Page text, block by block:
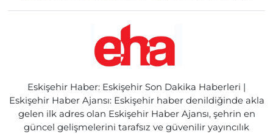
Eskişehir Haber: Eskişehir Son Dakika Haberleri |
Eskişehir Haber Ajansı: Eskişehir haber denildiğinde akla
gelen ilk adres olan Eskişehir Haber Ajansı, şehrin en
güncel gelişmelerini tarafsız ve güvenilir yayıncılık